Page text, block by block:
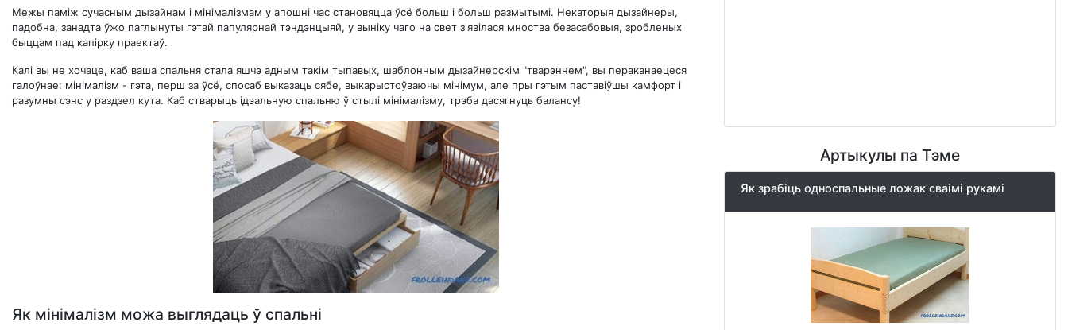
Межы паміж сучасным дызайнам і мінімалізмам у апошні час становяцца ўсё больш і больш размытымі. Некаторыя дызайнеры,
падобна, занадта ўжо паглынуты гэтай папулярнай тэндэнцыяй, у выніку чаго на свет з'явілася мноства безасабовыя, зробленых
быццам пад капірку праектаў.
Калі вы не хочаце, каб ваша спальня стала яшчэ адным такім тыпавых, шаблонным дызайнерскім "тварэннем", вы пераканаецеся
галоўнае: мінімалізм - гэта, перш за ўсё, спосаб выказаць сябе, выкарыстоўваючы мінімум, але пры гэтым паставіўшы камфорт і
разумны сэнс у раздзел кута. Каб стварыць ідэальную спальню ў стылі мінімалізму, трэба дасягнуць балансу!
Як мінімалізм можа выглядаць ў спальні
Артыкулы па Тэме
Як зрабіць односпальные ложак сваімі рукамі